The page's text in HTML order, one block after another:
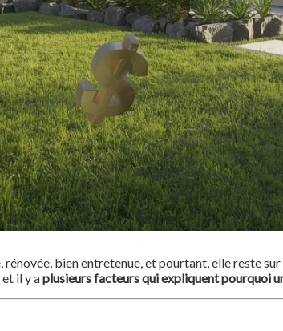
bien entretenue, et pourtant, elle reste
il y aplusieurs facteurs qui expliquent pourquoi